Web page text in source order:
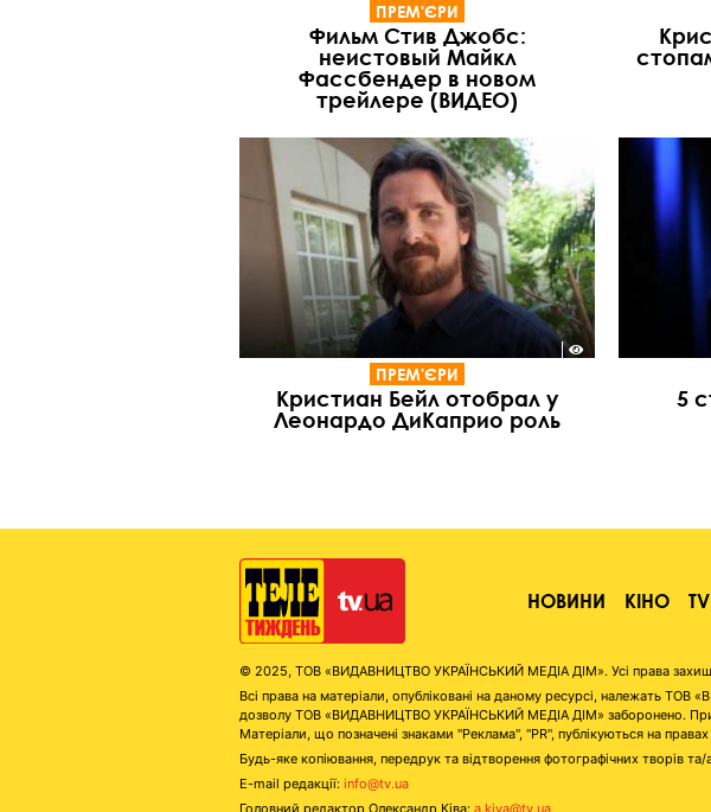
ПРЕМ'ЄРИ
Фильм Стив Джобс:
неистовый Майкл
Фассбендер в новом
трейлере (ВИДЕО)
ПРЕМ'ЄРИ
Кристиан Бейл отобрал у
Леонардо ДиКаприо роль
5
НОВИНИ КІНО TV
© 2025, ТОВ «ВИДАВНИЦТВО УКРАЇНСЬКИЙ МЕДІА ДІМ». Усі права
Всі права на матеріали, опубліковані на даному ресурсі, належать
дозволу ТОВ «ВИДАВНИЦТВО УКРАЇНСЬКИЙ МЕДІА ДІМ» заборонено. При
Матеріали, що позначені знаками "Реклама", "PR", публікуються на
Будь-яке копіювання, передрук та відтворення фотографічних творів
E-mail редакції: info@tv.ua